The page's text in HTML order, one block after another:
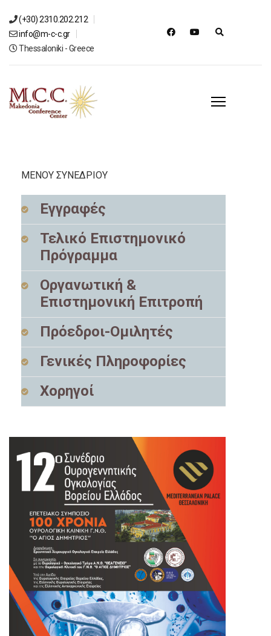
(+30) 2310.202.212
info@m-c-c.gr
Thessaloniki - Greece
ΜΕΝΟΥ ΣΥΝΕΔΡΙΟΥ
Εγγραφές
Τελικό Επιστημονικό
Πρόγραμμα
Οργανωτική &
Επιστημονική Επιτροπή
Πρόεδροι-Ομιλητές
Γενικές Πληροφορίες
Χορηγοί